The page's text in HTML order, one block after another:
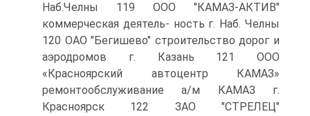
Наб.Челны 119 ООО "КАМАЗ-АКТИВ"
коммерческая деятель- ность г. Наб. Челны
120 ОАО "Бегишево" строительство дорог и
аэродромов г. Казань 121 ООО
«Красноярский автоцентр КАМАЗ»
ремонтообслуживание а/м КАМАЗ г.
Красноярск 122 ЗАО "СТРЕЛЕЦ"